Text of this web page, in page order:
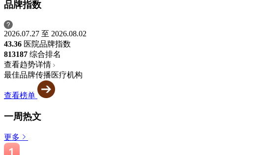
品牌指数
2026.07.27 至 2026.08.02
43.36 医院品牌指数
813187 综合排名
查看趋势详情
最佳品牌传播医疗机构
查看榜单
一周热文
更多